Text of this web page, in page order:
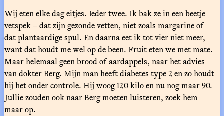
Wij eten elke dag eitjes. Ieder twee. Ik bak ze in een beetje
vetspek – dat zijn gezonde vetten, niet zoals margarine of
dat plantaardige spul. En daarna eet ik tot vier niet meer,
want dat houdt me wel op de been. Fruit eten we met mate.
Maar helemaal geen brood of aardappels, naar het advies
van dokter Berg. Mijn man heeft diabetes type 2 en zo houdt
hij het onder controle. Hij woog 120 kilo en nu nog maar 90.
Jullie zouden ook naar Berg moeten luisteren, zoek hem
maar op.